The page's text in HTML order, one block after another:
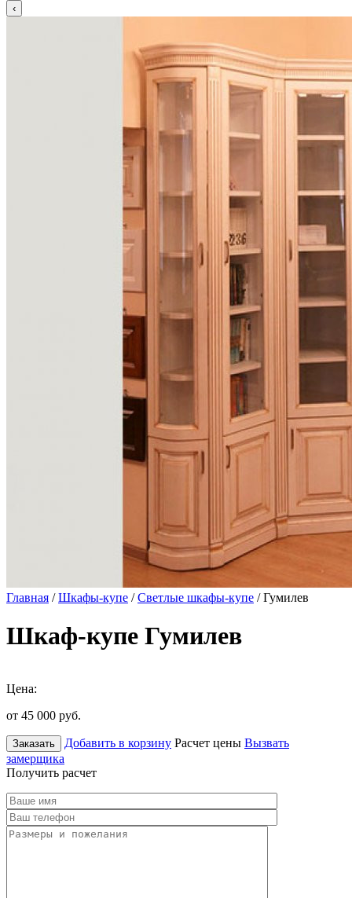
Главная /Шкафы-купе /Светлые шкафы-купе / Гумилев
Шкаф-купе Гумилев
Цена:
от 45 000 руб.
Заказать Добавить в корзину Расчет цены Вызвать
замерщика
Получить расчет